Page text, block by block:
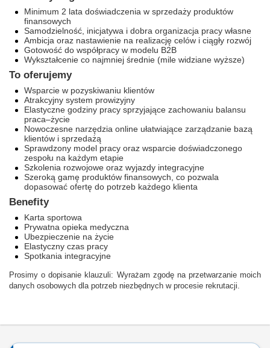
Minimum 2 lata doświadczenia w sprzedaży produktów
finansowych
Samodzielność, inicjatywa i dobra organizacja pracy własne
Ambicja oraz nastawienie na realizację celów i ciągły rozwój
Gotowość do współpracy w modelu B2B
Wykształcenie co najmniej średnie (mile widziane wyższe)
To oferujemy
Wsparcie w pozyskiwaniu klientów
Atrakcyjny system prowizyjny
Elastyczne godziny pracy sprzyjające zachowaniu balansu
praca–życie
Nowoczesne narzędzia online ułatwiające zarządzanie bazą
klientów i sprzedażą
Sprawdzony model pracy oraz wsparcie doświadczonego
zespołu na każdym etapie
Szkolenia rozwojowe oraz wyjazdy integracyjne
Szeroką gamę produktów finansowych, co pozwala
dopasować ofertę do potrzeb każdego klienta
Benefity
Karta sportowa
Prywatna opieka medyczna
Ubezpieczenie na życie
Elastyczny czas pracy
Spotkania integracyjne
Prosimy o dopisanie klauzuli: Wyrażam zgodę na przetwarzanie moich
danych osobowych dla potrzeb niezbędnych w procesie rekrutacji.